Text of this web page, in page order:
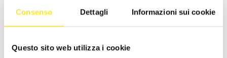
Consenso Dettagli Informazioni sui cookie
Questo sito web utilizza i cookie